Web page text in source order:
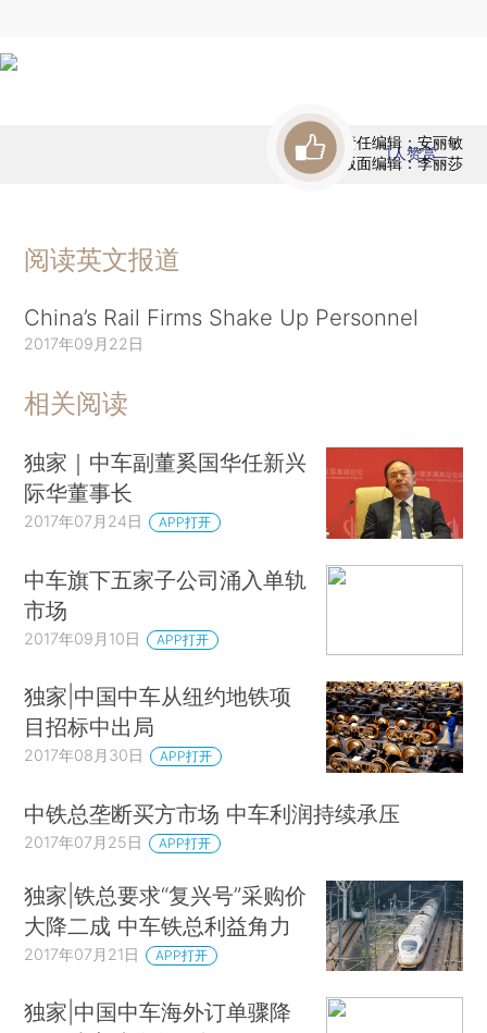
责任编辑：安丽敏
版面编辑：李丽莎
1人赞赏
阅读英文报道
China’s Rail Firms Shake Up Personnel
2017年09月22日
相关阅读
独家｜中车副董奚国华任新兴
际华董事长
2017年07月24日 APP打开
中车旗下五家子公司涌入单轨
市场
2017年09月10日 APP打开
独家|中国中车从纽约地铁项
目招标中出局
2017年08月30日 APP打开
中铁总垄断买方市场 中车利润持续承压
2017年07月25日 APP打开
独家|铁总要求“复兴号”采购价
大降二成 中车铁总利益角力
2017年07月21日 APP打开
独家|中国中车海外订单骤降